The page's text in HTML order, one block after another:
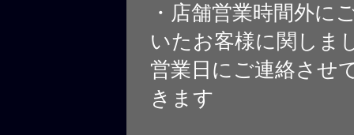
・店舗営業時間外に
いたお客様に関しま
営業日にご連絡させ
きます